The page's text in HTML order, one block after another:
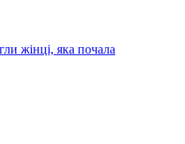
жінці, яка почала